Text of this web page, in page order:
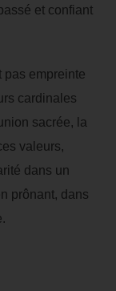
et confiant
pas empreinte
cardinales
sacrée, la
valeurs,
dans un
prônant, dans